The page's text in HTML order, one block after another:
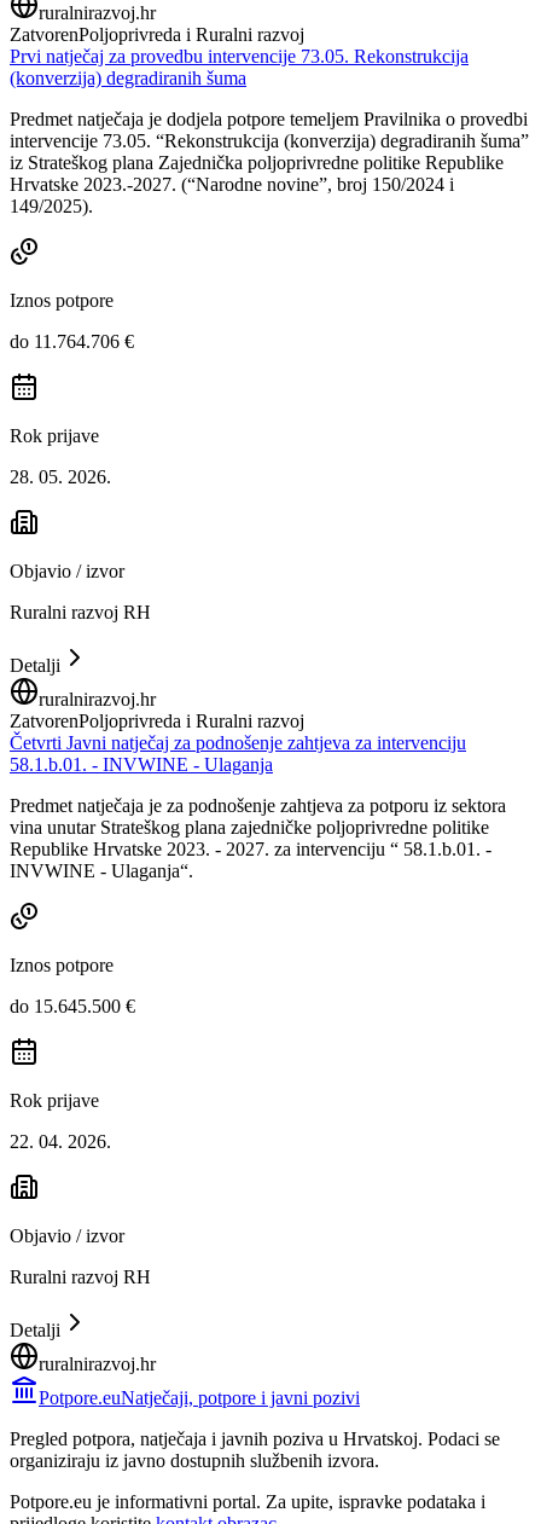
ruralnirazvoj.hr
ZatvorenPoljoprivreda i Ruralni razvoj
Prvi natječaj za provedbu intervencije 73.05. Rekonstrukcija
(konverzija) degradiranih šuma
Predmet natječaja je dodjela potpore temeljem Pravilnika o provedbi
intervencije 73.05. “Rekonstrukcija (konverzija) degradiranih šuma”
iz Strateškog plana Zajednička poljoprivredne politike Republike
Hrvatske 2023.-2027. (“Narodne novine”, broj 150/2024 i
149/2025).
Iznos potpore
do 11.764.706 €
Rok prijave
28. 05. 2026.
Objavio / izvor
Ruralni razvoj RH
Detalji
ruralnirazvoj.hr
ZatvorenPoljoprivreda i Ruralni razvoj
Četvrti Javni natječaj za podnošenje zahtjeva za intervenciju
58.1.b.01. - INVWINE - Ulaganja
Predmet natječaja je za podnošenje zahtjeva za potporu iz sektora
vina unutar Strateškog plana zajedničke poljoprivredne politike
Republike Hrvatske 2023. - 2027. za intervenciju “ 58.1.b.01. -
INVWINE - Ulaganja“.
Iznos potpore
do 15.645.500 €
Rok prijave
22. 04. 2026.
Objavio / izvor
Ruralni razvoj RH
Detalji
ruralnirazvoj.hr
Potpore.euNatječaji, potpore i javni pozivi
Pregled potpora, natječaja i javnih poziva u Hrvatskoj. Podaci se
organiziraju iz javno dostupnih službenih izvora.
Potpore.eu je informativni portal. Za upite, ispravke podataka i